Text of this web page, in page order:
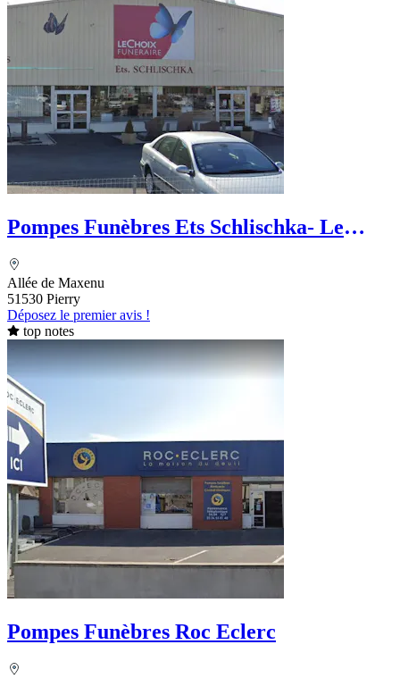
Pompes Funèbres Ets Schlischka- Le
Allée de Maxenu
51530 Pierry
Déposez le premier avis !
top notes
Pompes Funèbres Roc Eclerc